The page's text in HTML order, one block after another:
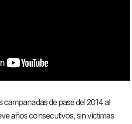
campanadas de pase del 2014 al
años consecutivos, sin víctimas